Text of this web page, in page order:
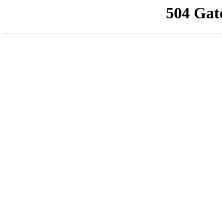
504